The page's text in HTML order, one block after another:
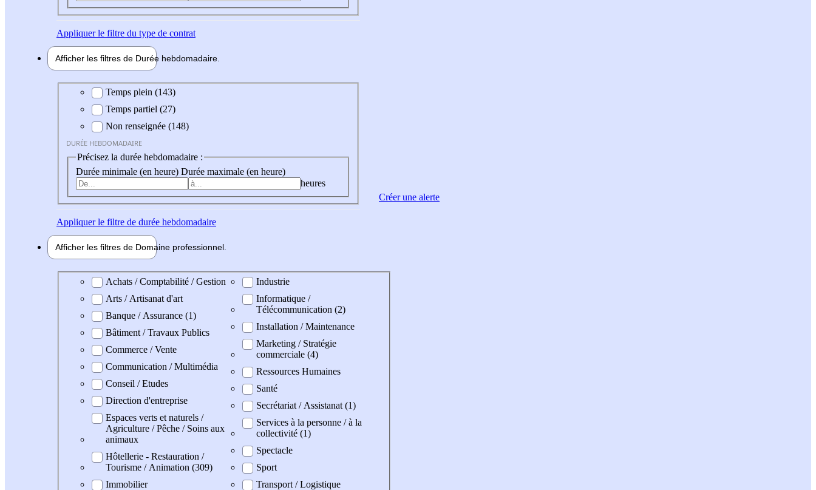
Appliquerle filtre du type de contrat
Afficher les filtres de Durée hebdomadaire
Durée hebdomadaire
Temps plein (143)
Temps partiel (27)
Non renseignée (148)
DURÉE HEBDOMADAIRE
Précisez la durée hebdomadaire :
Durée minimale (en heure) Durée maximale (en heure)
heures
Appliquerle filtre de durée hebdomadaire
Afficher les filtres de Domaine professionnel
Domaine professionel
Achats / Comptabilité / Gestion
Arts / Artisanat d'art
Banque / Assurance (1)
Bâtiment / Travaux Publics
Commerce / Vente
Communication / Multimédia
Conseil / Etudes
Direction d'entreprise
Espaces verts et naturels /
Agriculture / Pêche / Soins aux
animaux
Hôtellerie - Restauration /
Tourisme / Animation (309)
Immobilier
Industrie
Informatique /
Télécommunication (2)
Installation / Maintenance
Marketing / Stratégie
commerciale (4)
Ressources Humaines
Santé
Secrétariat / Assistanat (1)
Services à la personne / à la
collectivité (1)
Spectacle
Sport
Transport / Logistique
Créer une alerte